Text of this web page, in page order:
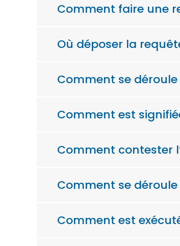
Comment faire une
Où déposer la
Comment se
Comment est
Comment contester
Comment se
Comment est